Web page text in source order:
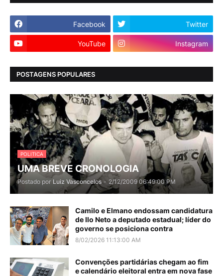
Facebook Twitter
YouTube Instagram
POSTAGENS POPULARES
POLITICA
UMA BREVE CRONOLOGIA
Postado por Luiz Vasconcelos - 2/12/2009 06:49:00 PM
Camilo e Elmano endossam candidatura
de Ilo Neto a deputado estadual; líder do
governo se posiciona contra
8/02/2026 11:13:00 AM
Convenções partidárias chegam ao fim
e calendário eleitoral entra em nova fase